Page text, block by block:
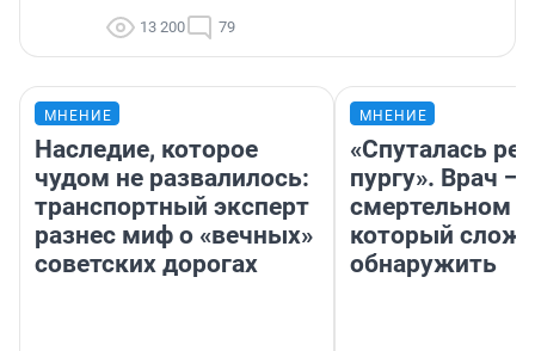
13 200 79
МНЕНИЕ
Наследие, которое
чудом не развалилось:
транспортный эксперт
разнес миф о «вечных»
советских дорогах
МНЕНИЕ
«Спуталась
пургу». Врач —
смертельном
который
обнаружить